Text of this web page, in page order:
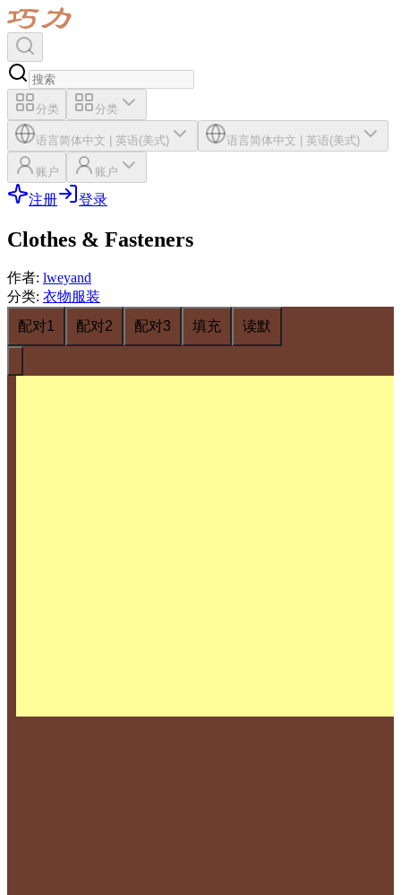
分类 分类
语言简体中文 | 英语(美式) 语言简体中文 | 英语(美式)
账户 账户
注册 登录
Clothes & Fasteners
作者: lweyand
分类: 衣物服装
配对1
配对2 配对3 填充 读默